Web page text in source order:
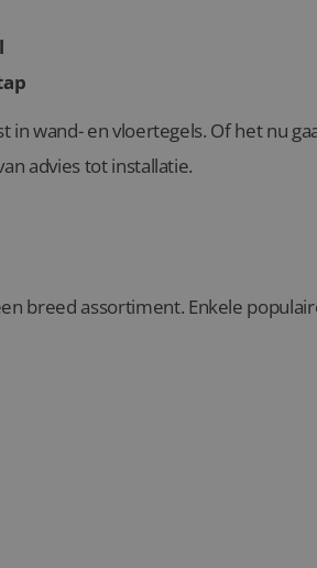
in wand- en vloertegels. Of het nu
advies tot installatie.
breed assortiment. Enkele